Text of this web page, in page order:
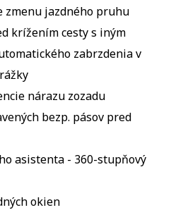
zmenu jazdného pruhu
krížením cesty s iným
zabrzdenia v
nárazu zozadu
bezp. pásov pred
asistenta - 360-stupňový
okien